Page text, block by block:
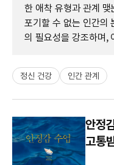
한 애착 유형과 관계
포기할 수 없는 인간의
의 필요성을 강조하며,
정신 건강 인간 관계
안정
고통